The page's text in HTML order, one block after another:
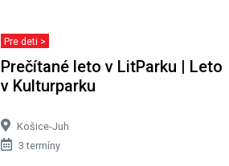
Pre deti >
Prečítané leto v LitParku | Leto
v Kulturparku
Košice-Juh
3 termíny